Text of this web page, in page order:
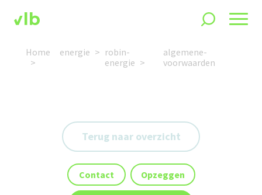
Home energie
robin-
energie
algemene-
voorwaarden
Terug naar overzicht
Contact Opzeggen